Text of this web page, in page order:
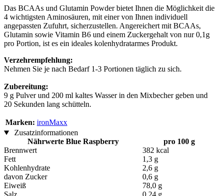
Das BCAAs und Glutamin Powder bietet Ihnen die Möglichkeit die
4 wichtigsten Aminosäuren, mit einer von Ihnen individuell
angepassten Zufuhrt, sicherzustellen. Angereichert mit BCAAs,
Glutamin sowie Vitamin B6 und einem Zuckergehalt von nur 0,1g
pro Portion, ist es ein ideales kolenhydratarmes Produkt.
Verzehrempfehlung:
Nehmen Sie je nach Bedarf 1-3 Portionen täglich zu sich.
Zubereitung:
9 g Pulver und 200 ml kaltes Wasser in den Mixbecher geben und
20 Sekunden lang schütteln.
Marken: ironMaxx
Zusatzinformationen
Nährwerte Blue Raspberry
pro 100 g
Brennwert
382 kcal
Fett
1,3 g
Kohlenhydrate
2,6 g
davon Zucker
0,6 g
Eiweiß
78,0 g